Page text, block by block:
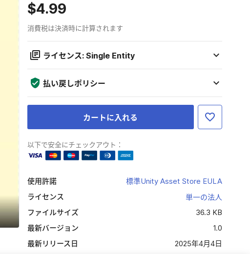
$4.99
消費税は決済時に計算されます
ライセンス: Single Entity
払い戻しポリシー
カートに入れる
以下で安全にチェックアウト：
使用許諾
標準Unity Asset Store EULA
ライセンス
単一の法人
ファイルサイズ
36.3 KB
最新バージョン
1.0
最新リリース日
2025年4月4日